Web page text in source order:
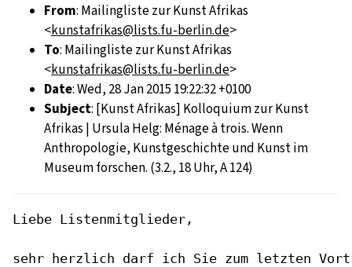
From: Mailingliste zur Kunst Afrikas
<kunstafrikas@lists.fu-berlin.de>
To: Mailingliste zur Kunst Afrikas
<kunstafrikas@lists.fu-berlin.de>
Date: Wed, 28 Jan 2015 19:22:32 +0100
Subject: [Kunst Afrikas] Kolloquium zur Kunst
Afrikas | Ursula Helg: Ménage à trois. Wenn
Anthropologie, Kunstgeschichte und Kunst im
Museum forschen. (3.2., 18 Uhr, A 124)
Liebe Listenmitglieder,
sehr herzlich darf ich Sie zum letzten